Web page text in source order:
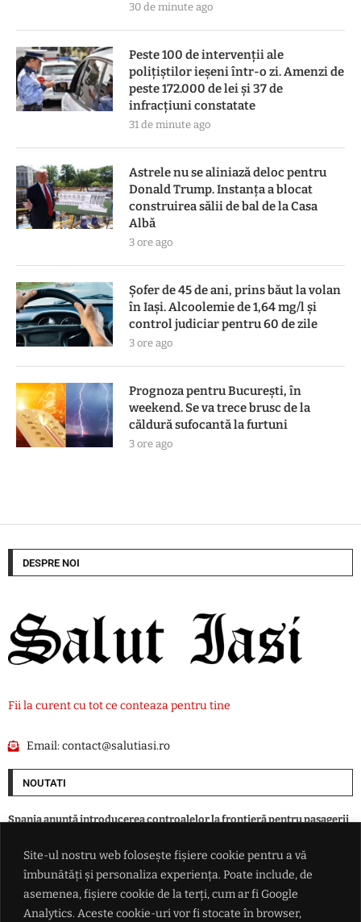
Site-ul nostru web folosește fișiere cookie pentru a vă
îmbunătăți și personaliza experiența. Poate include, de
asemenea, fișiere cookie de la terți, cum ar fi Google
Analytics. Aceste cookie-uri vor fi stocate în browser,
30 de minute ago
Peste 100 de intervenții ale
polițiștilor ieșeni într-o zi. Amenzi de
peste 172.000 de lei și 37 de
infracțiuni constatate
31 de minute ago
Astrele nu se aliniază deloc pentru
Donald Trump. Instanța a blocat
construirea sălii de bal de la Casa
Albă
3 ore ago
Șofer de 45 de ani, prins băut la volan
în Iași. Alcoolemie de 1,64 mg/l și
control judiciar pentru 60 de zile
3 ore ago
Prognoza pentru București, în
weekend. Se va trece brusc de la
căldură sufocantă la furtuni
3 ore ago
DESPRE NOI
Fii la curent cu tot ce conteaza pentru tine
Email:contact@salutiasi.ro
NOUTATI
Spania anunță introducerea controalelor la frontieră pentru pasagerii
Peste 100 de intervenții ale polițiștilor ieșeni într-o zi. Amenzi de peste
172.000 de lei și 37 de infracțiuni constatate